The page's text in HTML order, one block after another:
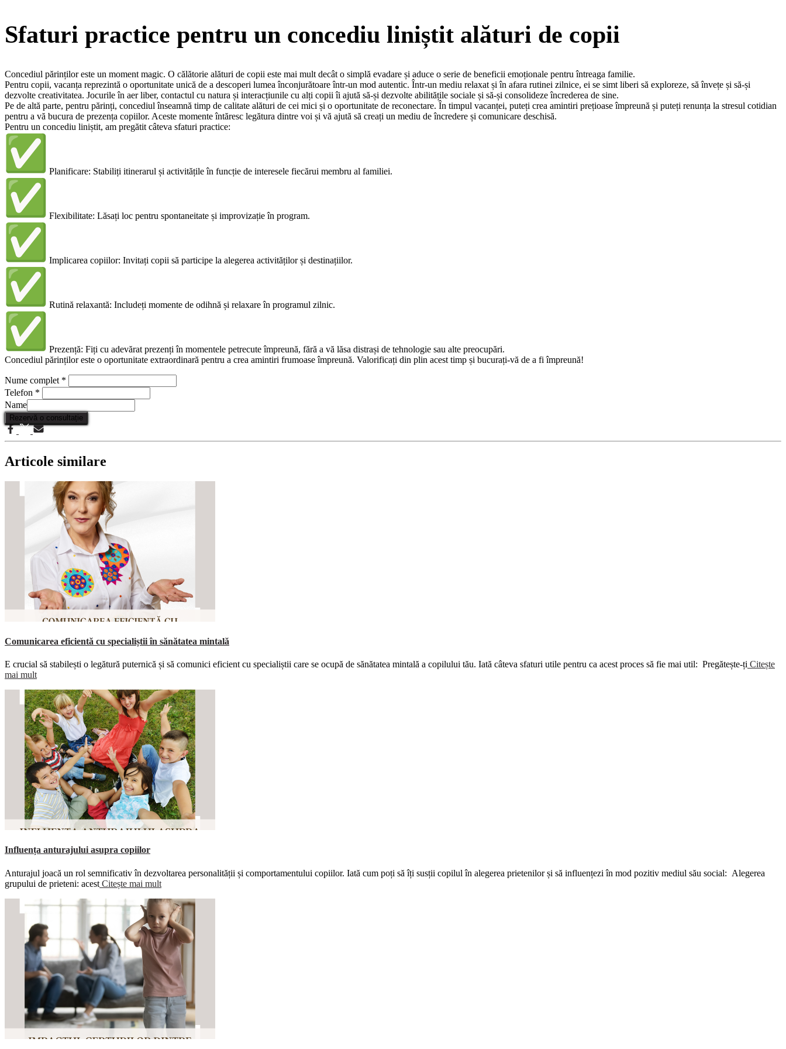
Sfaturi practice pentru un concediu liniștit alături de copii
Concediul părinților este un moment magic. O călătorie alături de copii este mai mult decât o simplă evadare și aduce o serie de beneficii emoționale pentru întreaga familie.
Pentru copii, vacanța reprezintă o oportunitate unică de a descoperi lumea înconjurătoare într-un mod autentic. Într-un mediu relaxat și în afara rutinei zilnice, ei se simt liberi să exploreze, să învețe și să-și
dezvolte creativitatea. Jocurile în aer liber, contactul cu natura și interacțiunile cu alți copii îi ajută să-și dezvolte abilitățile sociale și să-și consolideze încrederea de sine.
Pe de altă parte, pentru părinți, concediul înseamnă timp de calitate alături de cei mici și o oportunitate de reconectare. În timpul vacanței, puteți crea amintiri prețioase împreună și puteți renunța la stresul cotidian
pentru a vă bucura de prezența copiilor. Aceste momente întăresc legătura dintre voi și vă ajută să creați un mediu de încredere și comunicare deschisă.
Pentru un concediu liniștit, am pregătit câteva sfaturi practice:
Planificare: Stabiliți itinerarul și activitățile în funcție de interesele fiecărui membru al familiei.
Flexibilitate: Lăsați loc pentru spontaneitate și improvizație în program.
Implicarea copiilor: Invitați copii să participe la alegerea activităților și destinațiilor.
Rutină relaxantă: Includeți momente de odihnă și relaxare în programul zilnic.
Prezență: Fiți cu adevărat prezenți în momentele petrecute împreună, fără a vă lăsa distrași de tehnologie sau alte preocupări.
Concediul părinților este o oportunitate extraordinară pentru a crea amintiri frumoase împreună. Valorificați din plin acest timp și bucurați-vă de a fi împreună!
Nume complet *
Telefon *
Name
Rezervă o consultație
Articole similare
Comunicarea eficientă cu specialiștii în sănătatea mintală
E crucial să stabilești o legătură puternică și să comunici eficient cu specialiștii care se ocupă de sănătatea mintală a copilului tău. Iată câteva sfaturi utile pentru ca acest proces să fie mai util: Pregătește-ți Citește
mai mult
Influența anturajului asupra copiilor
Anturajul joacă un rol semnificativ în dezvoltarea personalității și comportamentului copiilor. Iată cum poți să îți susții copilul în alegerea prietenilor și să influențezi în mod pozitiv mediul său social: Alegerea
grupului de prieteni: acest Citește mai mult